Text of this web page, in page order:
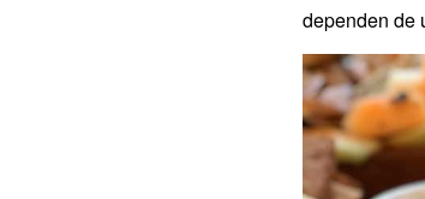
dependen de